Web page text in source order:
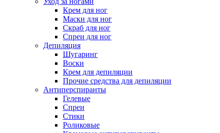
Крем для ног
Маски для ног
Скраб для ног
Спреи для ног
Депиляция
Шугаринг
Воски
Крем для депиляции
Прочие средства для депиляции
Антиперспиранты
Гелевые
Спреи
Стики
Роликовые